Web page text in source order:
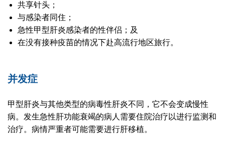
共享针头；
与感染者同住；
急性甲型肝炎感染者的性伴侣；及
在没有接种疫苗的情况下赴高流行地区旅行。
并发症
甲型肝炎与其他类型的病毒性肝炎不同，它不会变成慢性
病。发生急性肝功能衰竭的病人需要住院治疗以进行监测和
治疗。病情严重者可能需要进行肝移植。